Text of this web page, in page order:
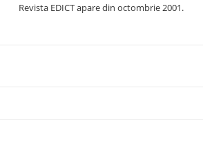
Revista EDICT apare din octombrie 2001.